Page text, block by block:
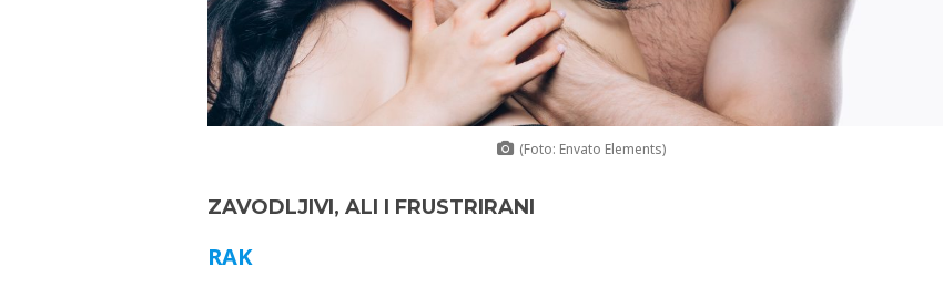
(Foto: Envato Elements)
ZAVODLJIVI, ALI I FRUSTRIRANI
RAK